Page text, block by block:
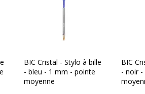
BIC Cristal - Stylo à bille
- bleu - 1 mm - pointe
moyenne
BIC
- noir